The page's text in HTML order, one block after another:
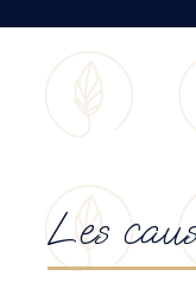
Les